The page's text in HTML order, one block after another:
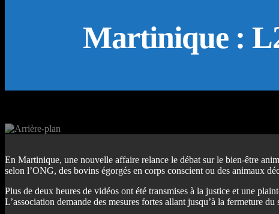
Martinique :
En Martinique, une nouvelle affaire relance le débat sur le bien-être
selon l’ONG, des bovins égorgés en corps conscient ou des animaux
Plus de deux heures de vidéos ont été transmises à la justice et une
L’association demande des mesures fortes allant jusqu’à la fermeture du